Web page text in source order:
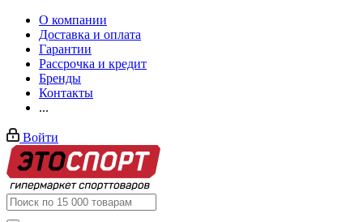
О компании
Доставка и оплата
Гарантии
Рассрочка и кредит
Бренды
Контакты
...
Войти